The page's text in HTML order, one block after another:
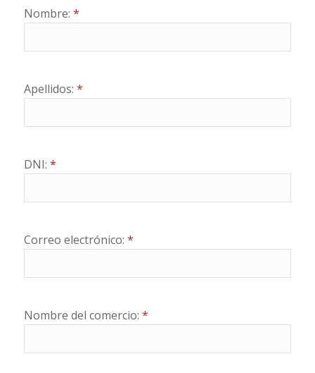
Nombre: *
Apellidos: *
DNI: *
Correo electrónico: *
Nombre del comercio: *